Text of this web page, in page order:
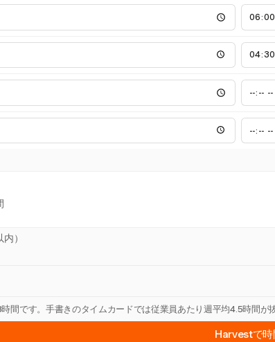
）
間です。手書きのタイムカードでは従業員あたり週平均4.5時間が
Harvestで